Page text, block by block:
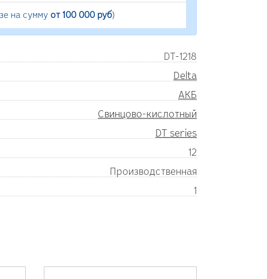
на сумму от 100 000 руб)
DT-1218
Delta
АКБ
Свинцово-кислотный
DT series
12
Производственная
1